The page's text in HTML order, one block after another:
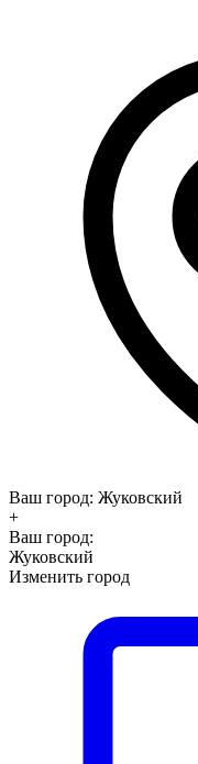
Ваш город: Жуковский
+
Ваш город:
Жуковский
Изменить город